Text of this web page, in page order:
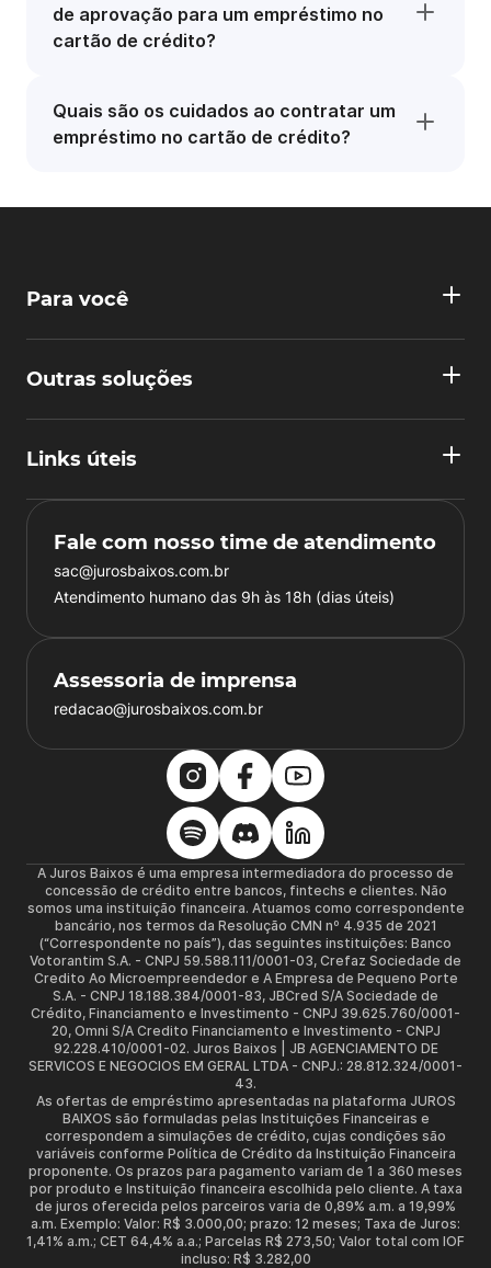
de aprovação para um empréstimo no
cartão de crédito?
Quais são os cuidados ao contratar um
empréstimo no cartão de crédito?
Para você
Outras soluções
Links úteis
Fale com nosso time de atendimento
sac@jurosbaixos.com.br
Atendimento humano das 9h às 18h (dias úteis)
Assessoria de imprensa
redacao@jurosbaixos.com.br
A Juros Baixos é uma empresa intermediadora do processo de
concessão de crédito entre bancos, fintechs e clientes. Não
somos uma instituição financeira. Atuamos como correspondente
bancário, nos termos da Resolução CMN nº 4.935 de 2021
(“Correspondente no país”), das seguintes instituições: Banco
Votorantim S.A. - CNPJ 59.588.111/0001-03, Crefaz Sociedade de
Credito Ao Microempreendedor e A Empresa de Pequeno Porte
S.A. - CNPJ 18.188.384/0001-83, JBCred S/A Sociedade de
Crédito, Financiamento e Investimento - CNPJ 39.625.760/0001-
20, Omni S/A Credito Financiamento e Investimento - CNPJ
92.228.410/0001-02. Juros Baixos | JB AGENCIAMENTO DE
SERVICOS E NEGOCIOS EM GERAL LTDA - CNPJ.: 28.812.324/0001-
43.
As ofertas de empréstimo apresentadas na plataforma JUROS
BAIXOS são formuladas pelas Instituições Financeiras e
correspondem a simulações de crédito, cujas condições são
variáveis conforme Política de Crédito da Instituição Financeira
proponente. Os prazos para pagamento variam de 1 a 360 meses
por produto e Instituição financeira escolhida pelo cliente. A taxa
de juros oferecida pelos parceiros varia de 0,89% a.m. a 19,99%
a.m. Exemplo: Valor: R$ 3.000,00; prazo: 12 meses; Taxa de Juros:
1,41% a.m.; CET 64,4% a.a.; Parcelas R$ 273,50; Valor total com IOF
incluso: R$ 3.282,00